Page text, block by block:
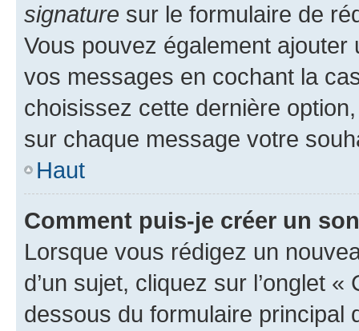
signature sur le formulaire de
Vous pouvez également
vos messages en cochant la
choisissez cette dernière
sur chaque message votre
Haut
Comment puis-je créer un
Lorsque vous rédigez un
d’un sujet, cliquez sur l’onglet
dessous du formulaire principal